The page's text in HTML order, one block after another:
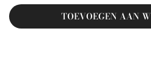
TOEVOEGEN AAN